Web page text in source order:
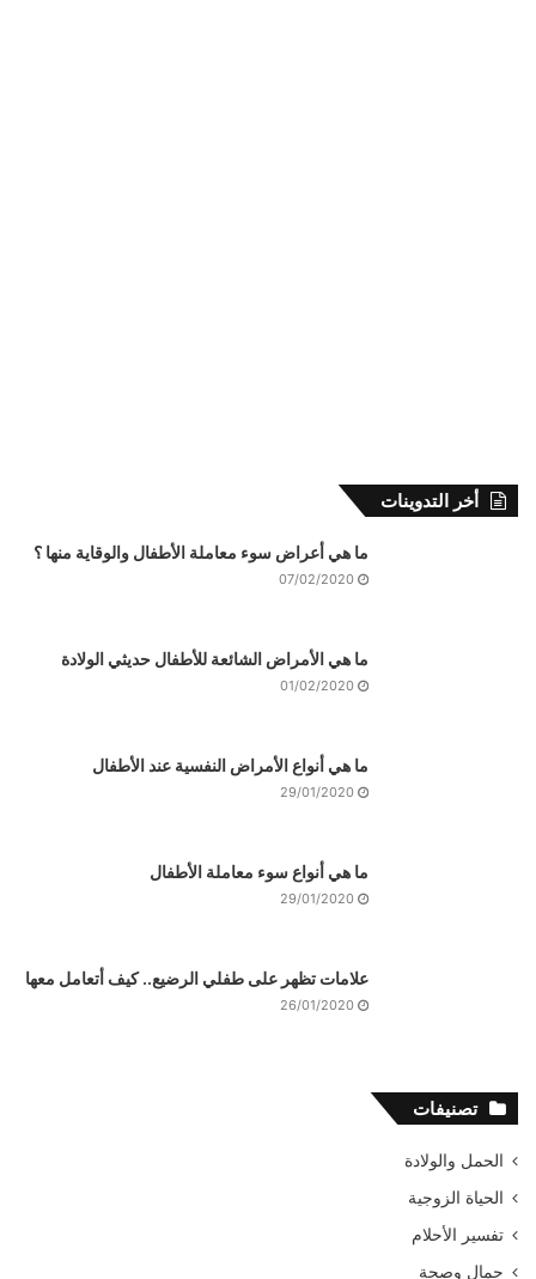
أخر التدوينات
ما هي أعراض سوء معاملة الأطفال والوقاية منها ؟
07/02/2020
ما هي الأمراض الشائعة للأطفال حديثي الولادة
01/02/2020
ما هي أنواع الأمراض النفسية عند الأطفال
29/01/2020
ما هي أنواع سوء معاملة الأطفال
29/01/2020
علامات تظهر على طفلي الرضيع.. كيف أتعامل معها
26/01/2020
تصنيفات
الحمل والولادة
الحياة الزوجية
تفسير الأحلام
جمال وصحة